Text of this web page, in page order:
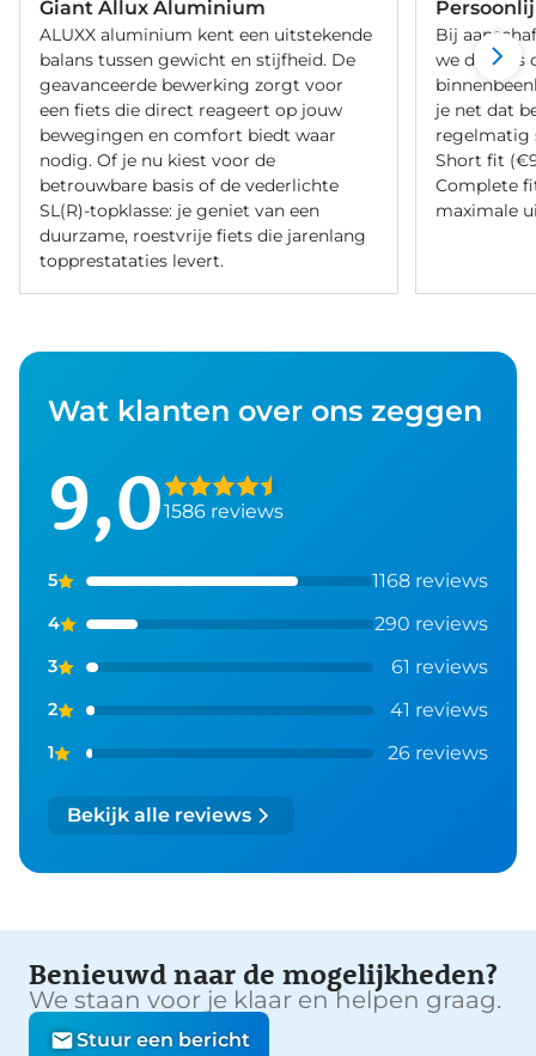
Giant Allux Aluminium
ALUXX aluminium kent een uitstekende
balans tussen gewicht en stijfheid. De
geavanceerde bewerking zorgt voor
een fiets die direct reageert op jouw
bewegingen en comfort biedt waar
nodig. Of je nu kiest voor de
betrouwbare basis of de vederlichte
SL(R)-topklasse: je geniet van een
duurzame, roestvrije fiets die jarenlang
topprestataties levert.
Bij
we de fiets
je net dat
regelmatig
Short fit
Complete
maximale
Wat klanten over ons zeggen
9,01586 reviews
5 1168 reviews
4 290 reviews
3 61 reviews
2 41 reviews
1 26 reviews
Bekijk alle reviews
Benieuwd naar de mogelijkheden?
We staan voor je klaar en helpen graag.
Stuur een bericht